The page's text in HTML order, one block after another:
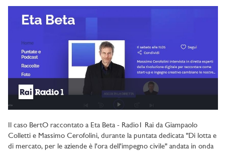
Il caso BertO raccontato a Eta Beta - Radio1 Rai da Giampaolo
Colletti e Massimo Cerofolini, durante la puntata dedicata "Di lotta e
di mercato, per le aziende è l'ora dell'impegno civile" andata in onda